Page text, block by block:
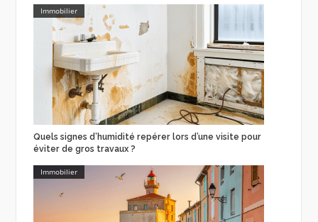
Immobilier
Quels signes d’humidité repérer lors d’une visite pour
éviter de gros travaux ?
Immobilier